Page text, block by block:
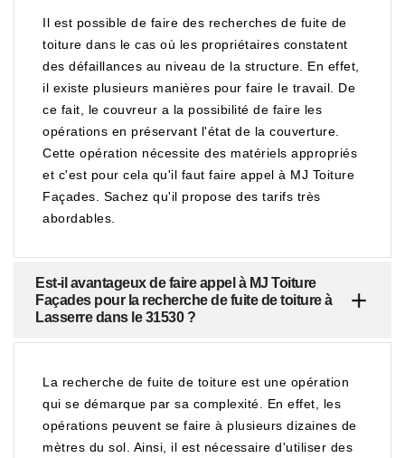
Il est possible de faire des recherches de fuite de
toiture dans le cas où les propriétaires constatent
des défaillances au niveau de la structure. En effet,
il existe plusieurs manières pour faire le travail. De
ce fait, le couvreur a la possibilité de faire les
opérations en préservant l'état de la couverture.
Cette opération nécessite des matériels appropriés
et c'est pour cela qu'il faut faire appel à MJ Toiture
Façades. Sachez qu'il propose des tarifs très
abordables.
Est-il avantageux de faire appel à MJ Toiture
Façades pour la recherche de fuite de toiture à
Lasserre dans le 31530 ?
La recherche de fuite de toiture est une opération
qui se démarque par sa complexité. En effet, les
opérations peuvent se faire à plusieurs dizaines de
mètres du sol. Ainsi, il est nécessaire d'utiliser des